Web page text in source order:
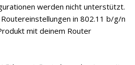
werden nicht unterstützt.
in 802.11 b/g/n
mit deinem Router